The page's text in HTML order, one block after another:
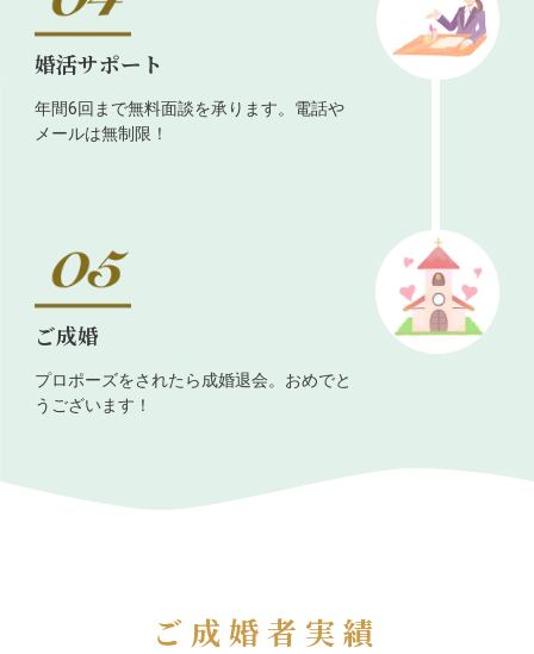
婚活サポート
年間6回まで無料面談を承ります。電話や
メールは無制限！
ご成婚
プロポーズをされたら成婚退会。おめでと
うございます！
ご成婚者実績